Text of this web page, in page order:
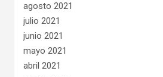
agosto 2021
julio 2021
junio 2021
mayo 2021
abril 2021